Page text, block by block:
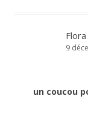
Flora
9
un coucou